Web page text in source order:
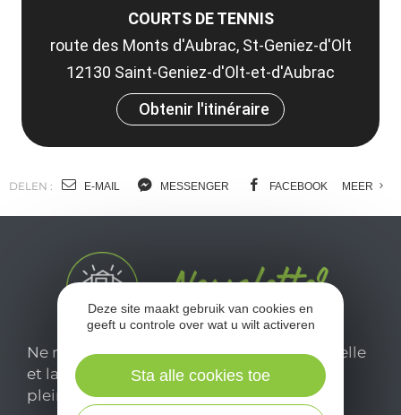
COURTS DE TENNIS
route des Monts d'Aubrac, St-Geniez-d'Olt
12130 Saint-Geniez-d'Olt-et-d'Aubrac
Obtenir l'itinéraire
DELEN : E-MAIL MESSENGER FACEBOOK MEER
Ne manquez pas notre newsletter mensuelle
et laissez-vous inspirer pour profiter
pleinement de votre séjour en Aveyron.
Deze site maakt gebruik van cookies en
geeft u controle over wat u wilt activeren
Sta alle cookies toe